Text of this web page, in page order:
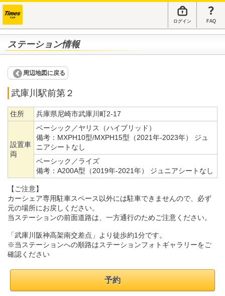
ログイン FAQ
ステーション情報
周辺地図に戻る
武庫川駅前第２
住所 兵庫県尼崎市武庫川町2-17
設置車
両
ベーシック／ヤリス（ハイブリッド）
備考： MXPH10型/MXPH15型（2021年-2023年） ジュ
ニアシートなし
ベーシック／ライズ
備考： A200A型（2019年-2021年） ジュニアシートなし
【ご注意】
カーシェア専用駐車スペース以外には駐車できませんので、必ず
元の場所にお戻しください。
当ステーションの前面道路は、一方通行のためご注意ください。
「武庫川阪神高架南交差点」より徒歩約1分です。
※当ステーションへの順路はステーションフォトギャラリーをご
確認ください
予約